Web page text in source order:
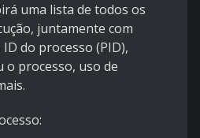
uma lista de todos os
juntamente com
do processo (PID),
o processo, uso de